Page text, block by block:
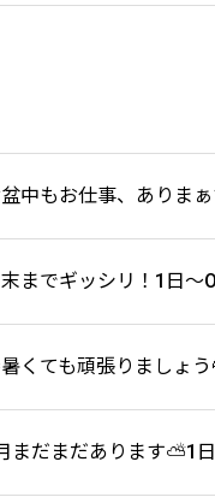
中もお仕事、ありまぁ
までギッシリ！1日～
くても頑張りましょ
まだまだあります⛅1